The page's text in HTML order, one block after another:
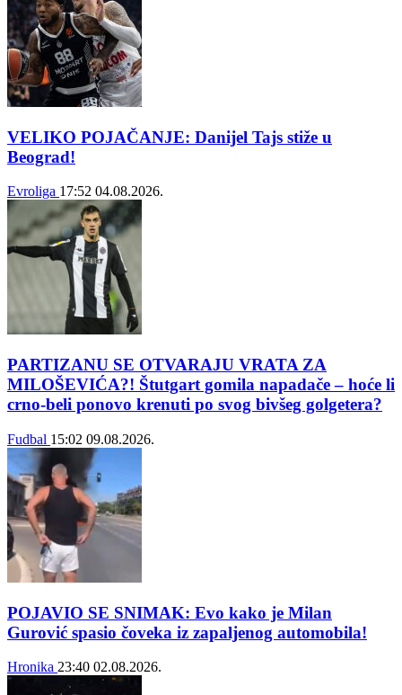
VELIKO POJAČANJE: Danijel Tajs stiže u
Beograd!
Evroliga 17:52 04.08.2026.
PARTIZANU SE OTVARAJU VRATA ZA
MILOŠEVIĆA?! Štutgart gomila napadače – hoće li
crno-beli ponovo krenuti po svog bivšeg golgetera?
Fudbal 15:02 09.08.2026.
POJAVIO SE SNIMAK: Evo kako je Milan
Gurović spasio čoveka iz zapaljenog automobila!
Hronika 23:40 02.08.2026.